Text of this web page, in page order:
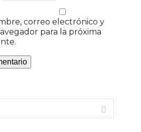
correo electrónico y
para la próxima